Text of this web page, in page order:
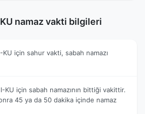
namaz vakti bilgileri
KU için sahur vakti, sabah namazı
KU için sabah namazının bittiği vakittir.
45 ya da 50 dakika içinde namaz